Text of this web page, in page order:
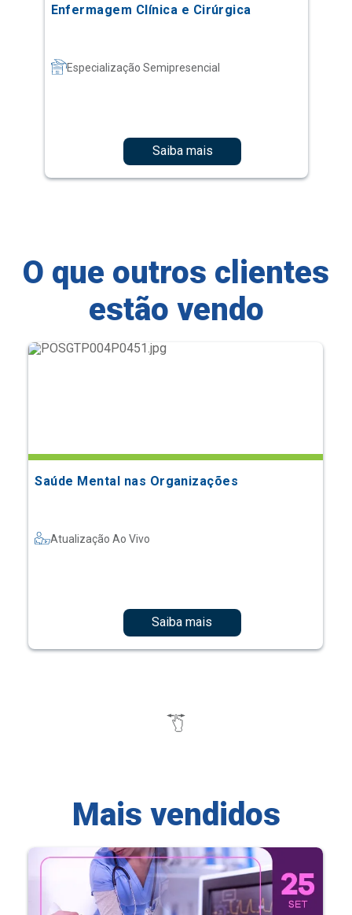
Enfermagem Clínica e Cirúrgica
Especialização Semipresencial
Saiba mais
O que outros clientes
estão vendo
Saúde Mental nas Organizações
Atualização Ao Vivo
Saiba mais
Mais vendidos